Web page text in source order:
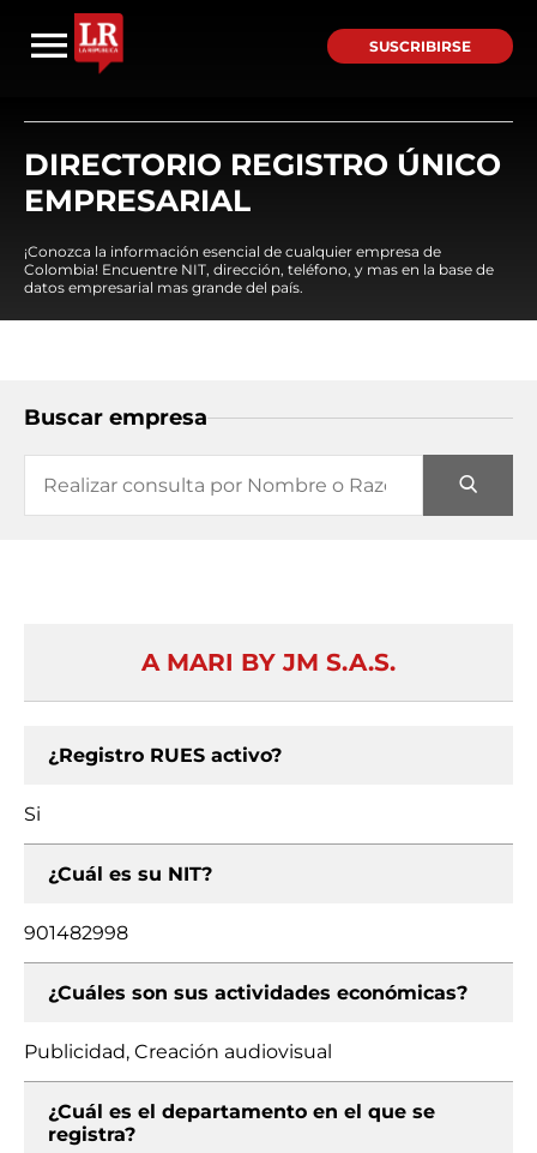
SUSCRIBIRSE
DIRECTORIO REGISTRO ÚNICO
EMPRESARIAL
¡Conozca la información esencial de cualquier empresa de
Colombia! Encuentre NIT, dirección, teléfono, y mas en la base de
datos empresarial mas grande del país.
Buscar empresa
A MARI BY JM S.A.S.
¿Registro RUES activo?
Si
¿Cuál es su NIT?
901482998
¿Cuáles son sus actividades económicas?
Publicidad, Creación audiovisual
¿Cuál es el departamento en el que se
registra?